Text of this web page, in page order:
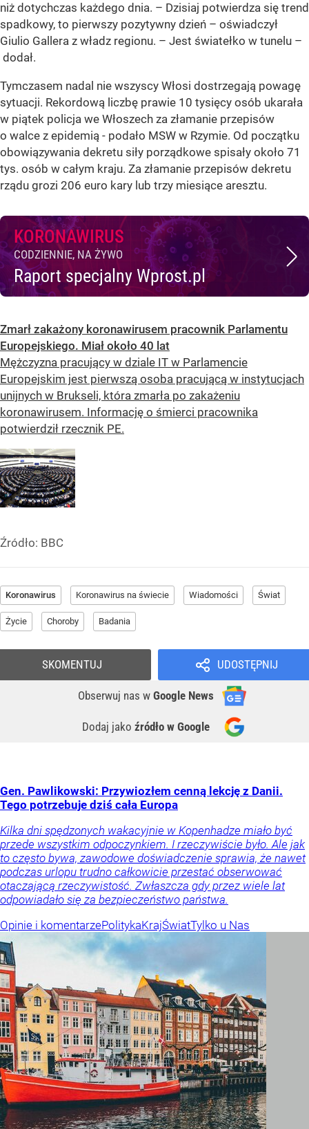
niż dotychczas każdego dnia. – Dzisiaj potwierdza się trend
spadkowy, to pierwszy pozytywny dzień – oświadczył
Giulio Gallera z władz regionu. – Jest światełko w tunelu –
dodał.
Tymczasem nadal nie wszyscy Włosi dostrzegają powagę
sytuacji. Rekordową liczbę prawie 10 tysięcy osób ukarała
w piątek policja we Włoszech za złamanie przepisów
o walce z epidemią - podało MSW w Rzymie. Od początku
obowiązywania dekretu siły porządkowe spisały około 71
tys. osób w całym kraju. Za złamanie przepisów dekretu
rządu grozi 206 euro kary lub trzy miesiące aresztu.
KORONAWIRUS
CODZIENNIE, NA ŻYWO
Raport specjalny Wprost.pl
Zmarł zakażony koronawirusem pracownik Parlamentu
Europejskiego. Miał około 40 lat
Mężczyzna pracujący w dziale IT w Parlamencie
Europejskim jest pierwszą osoba pracującą w instytucjach
unijnych w Brukseli, która zmarła po zakażeniu
koronawirusem. Informację o śmierci pracownika
potwierdził rzecznik PE.
Źródło: BBC
Koronawirus Koronawirus na świecie Wiadomości Świat
Życie Choroby Badania
UDOSTĘPNIJ
Obserwuj nas w Google News
Dodaj jako źródło w Google
SKOMENTUJ
Gen. Pawlikowski: Przywiozłem cenną lekcję z Danii.
Tego potrzebuje dziś cała Europa
Kilka dni spędzonych wakacyjnie w Kopenhadze miało być
przede wszystkim odpoczynkiem. I rzeczywiście było. Ale jak
to często bywa, zawodowe doświadczenie sprawia, że nawet
podczas urlopu trudno całkowicie przestać obserwować
otaczającą rzeczywistość. Zwłaszcza gdy przez wiele lat
odpowiadało się za bezpieczeństwo państwa.
Opinie i komentarzePolitykaKrajŚwiatTylko u Nas